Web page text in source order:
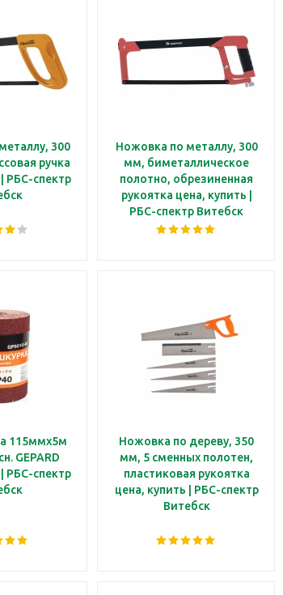
300
ручка
РБС-спектр
Ножовка по металлу, 300
мм, биметаллическое
полотно, обрезиненная
рукоятка цена, купить |
РБС-спектр Витебск
115ммх5м
GEPARD
РБС-спектр
Ножовка по дереву, 350
мм, 5 сменных полотен,
пластиковая рукоятка
цена, купить | РБС-спектр
Витебск